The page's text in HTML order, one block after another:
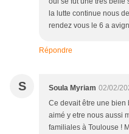
la lutte continue nous
rendez vous le 6 a
Répondre
S Soula Myriam 02/02/
Ce devait être une bien
aimé y etre nous aussi
familiales à Toulouse !